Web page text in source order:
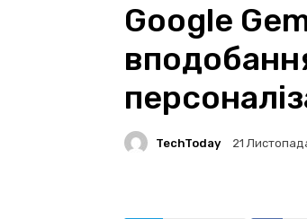
Google
TechToday 21